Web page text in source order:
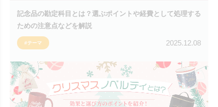
記念品の勘定科目とは？選ぶポイントや経費として処理する
ための注意点などを解説
#テーマ 2025.12.08